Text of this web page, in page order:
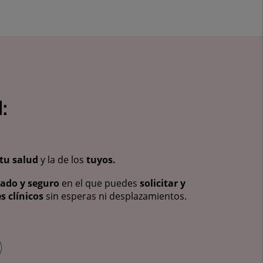
tu salud y la de los tuyos.
y seguro en el que puedes solicitar y
clínicos sin esperas ni desplazamientos.